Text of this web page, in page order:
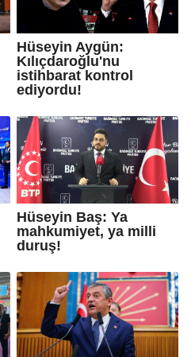
Hüseyin Aygün:
Kılıçdaroğlu'nu
istihbarat kontrol
ediyordu!
Hüseyin Baş: Ya
mahkumiyet, ya milli
duruş!